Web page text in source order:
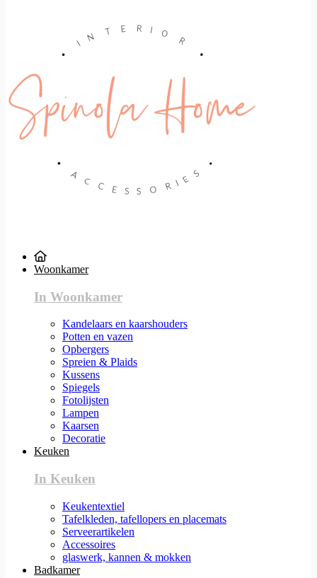
Woonkamer
In Woonkamer
Kandelaars en kaarshouders
Potten en vazen
Opbergers
Spreien & Plaids
Kussens
Spiegels
Fotolijsten
Lampen
Kaarsen
Decoratie
Keuken
In Keuken
Keukentextiel
Tafelkleden, tafellopers en placemats
Serveerartikelen
Accessoires
glaswerk, kannen & mokken
Badkamer